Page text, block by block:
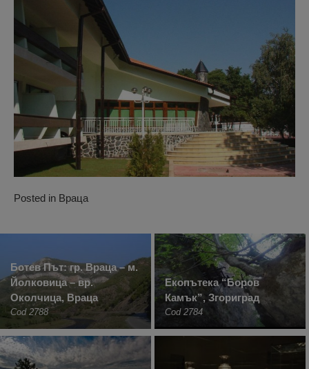
Posted in Враца
Ботев Път: гр. Враца – м.
Йолковица – вр.
Околчица, Враца
Cod 2788
Екопътека “Боров
Камък”, Згориград
Cod 2784